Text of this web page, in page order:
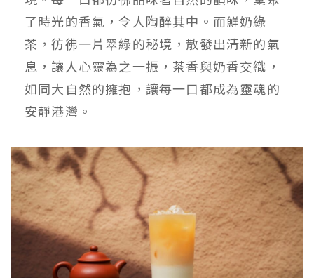
了時光的香氣，令人陶醉其中。而鮮奶綠
茶，彷彿一片翠綠的秘境，散發出清新的氣
息，讓人心靈為之一振，茶香與奶香交織，
如同大自然的擁抱，讓每一口都成為靈魂的
安靜港灣。